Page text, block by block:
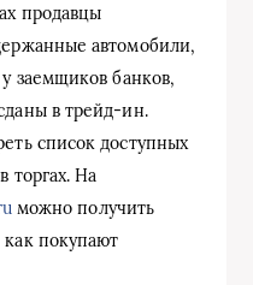
продавцы
автомобили,
заемщиков банков,
в трейд-ин.
список доступных
торгах. На
можно получить
покупают